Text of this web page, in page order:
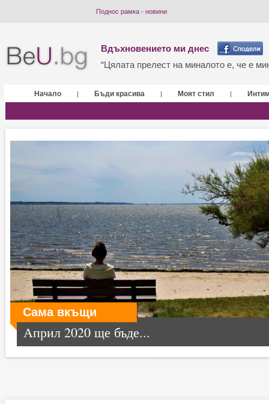
Поднос рамка - новини
Вдъхновението ми днес
“Цялата прелест на миналото е, че е
Начало | Бъди красива | Моят стил |
Сама вкъщи
Април 2020 ще бъде...